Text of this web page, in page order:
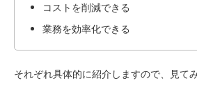
コストを削減できる
業務を効率化できる
それぞれ具体的に紹介しますので、見て